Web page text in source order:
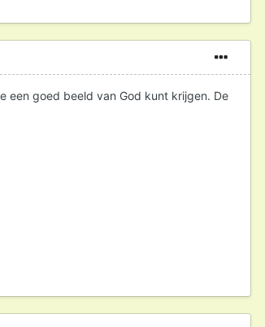
een goed beeld van God kunt krijgen. De